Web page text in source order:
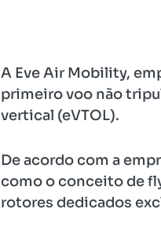
A Eve Air Mobility,
primeiro voo não
vertical (eVTOL).
De acordo com a
como o conceito de
rotores dedicados